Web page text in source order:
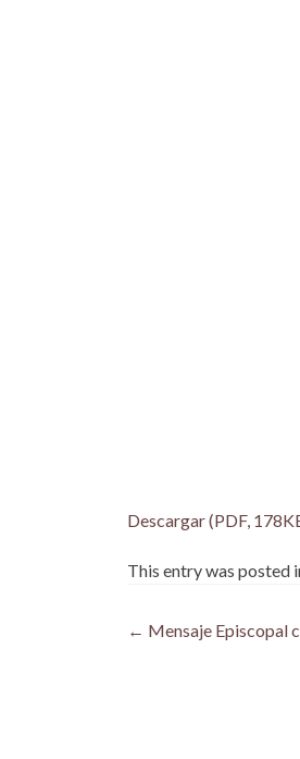
Descargar (PDF,
This entry was posted
Post
← Mensaje Episcopal